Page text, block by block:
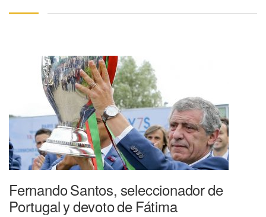
Fernando Santos, seleccionador de
Portugal y devoto de Fátima